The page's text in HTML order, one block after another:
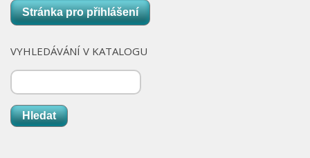
Stránka pro přihlášení
VYHLEDÁVÁNÍ V KATALOGU
Hledat